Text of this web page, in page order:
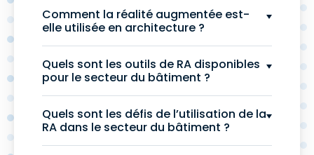
Comment la réalité augmentée est-
elle utilisée en architecture ?
Quels sont les outils de RA disponibles
pour le secteur du bâtiment ?
Quels sont les défis de l’utilisation de la
RA dans le secteur du bâtiment ?